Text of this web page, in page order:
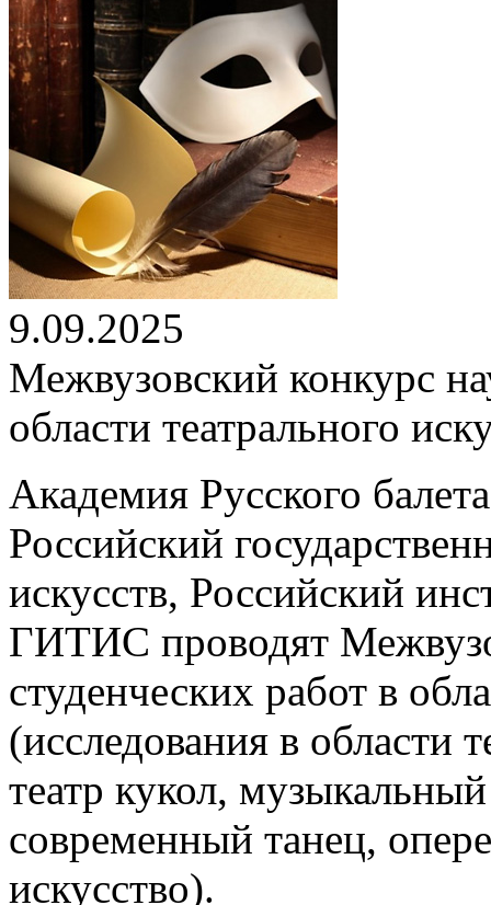
9.09.2025
Межвузовский конкурс
области театрального
Академия Русского
Российский
искусств, Российский
ГИТИС проводят
студенческих работ в
(исследования в области
театр кукол,
современный танец,
искусство).